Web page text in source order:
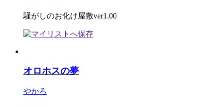
騒がしのお化け屋敷ver1.00
オロホスの夢
やかろ